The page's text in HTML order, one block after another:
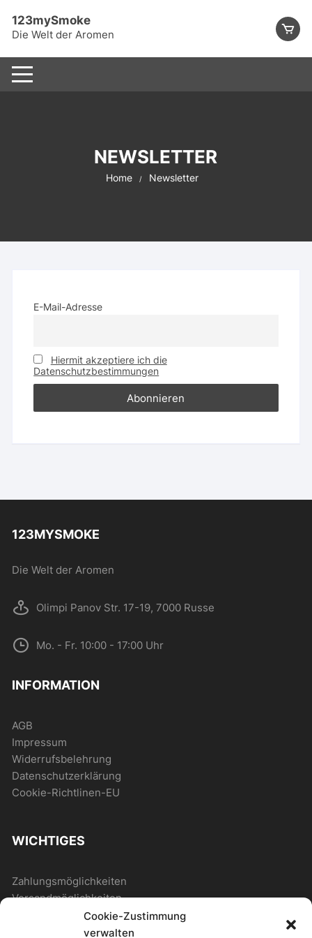
Cookie-Zustimmung
verwalten
content
123mySmoke
Die Welt der Aromen
NEWSLETTER
Home Newsletter
E-Mail-Adresse
Hiermit akzeptiere ich die
Datenschutzbestimmungen
123MYSMOKE
Die Welt der Aromen
Olimpi Panov Str. 17-19, 7000 Russe
Mo. - Fr. 10:00 - 17:00 Uhr
INFORMATION
AGB
Impressum
Widerrufsbelehrung
Datenschutzerklärung
Cookie-Richtlinen-EU
WICHTIGES
Zahlungsmöglichkeiten
Versandmöglichkeiten